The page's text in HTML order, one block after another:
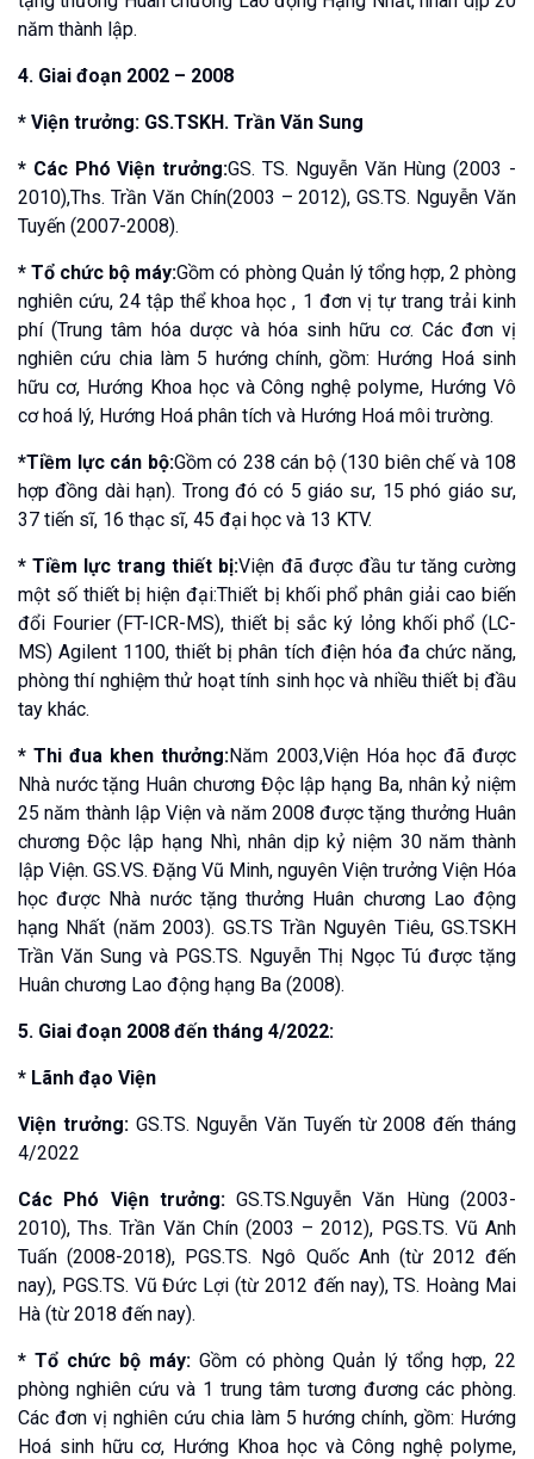
năm thành lập.
4. Giai đoạn 2002 – 2008
* Viện trưởng: GS.TSKH. Trần Văn Sung
* Các Phó Viện trưởng:GS. TS. Nguyễn Văn Hùng (2003 -
2010),Ths. Trần Văn Chín(2003 – 2012), GS.TS. Nguyễn Văn
Tuyến (2007-2008).
* Tổ chức bộ máy:Gồm có phòng Quản lý tổng hợp, 2 phòng
nghiên cứu, 24 tập thể khoa học , 1 đơn vị tự trang trải kinh
phí (Trung tâm hóa dược và hóa sinh hữu cơ. Các đơn vị
nghiên cứu chia làm 5 hướng chính, gồm: Hướng Hoá sinh
hữu cơ, Hướng Khoa học và Công nghệ polyme, Hướng Vô
cơ hoá lý, Hướng Hoá phân tích và Hướng Hoá môi trường.
*Tiềm lực cán bộ:Gồm có 238 cán bộ (130 biên chế và 108
hợp đồng dài hạn). Trong đó có 5 giáo sư, 15 phó giáo sư,
37 tiến sĩ, 16 thạc sĩ, 45 đại học và 13 KTV.
* Tiềm lực trang thiết bị:Viện đã được đầu tư tăng cường
một số thiết bị hiện đại:Thiết bị khối phổ phân giải cao biến
đổi Fourier (FT-ICR-MS), thiết bị sắc ký lỏng khối phổ (LC-
MS) Agilent 1100, thiết bị phân tích điện hóa đa chức năng,
phòng thí nghiệm thử hoạt tính sinh học và nhiều thiết bị đầu
tay khác.
* Thi đua khen thưởng:Năm 2003,Viện Hóa học đã được
Nhà nước tặng Huân chương Độc lập hạng Ba, nhân kỷ niệm
25 năm thành lập Viện và năm 2008 được tặng thưởng Huân
chương Độc lập hạng Nhì, nhân dịp kỷ niệm 30 năm thành
lập Viện. GS.VS. Đặng Vũ Minh, nguyên Viện trưởng Viện Hóa
học được Nhà nước tặng thưởng Huân chương Lao động
hạng Nhất (năm 2003). GS.TS Trần Nguyên Tiêu, GS.TSKH
Trần Văn Sung và PGS.TS. Nguyễn Thị Ngọc Tú được tặng
Huân chương Lao động hạng Ba (2008).
5. Giai đoạn 2008 đến tháng 4/2022:
* Lãnh đạo Viện
Viện trưởng: GS.TS. Nguyễn Văn Tuyến từ 2008 đến tháng
4/2022
Các Phó Viện trưởng:GS.TS.Nguyễn Văn Hùng (2003-
2010), Ths. Trần Văn Chín (2003 – 2012), PGS.TS. Vũ Anh
Tuấn (2008-2018), PGS.TS. Ngô Quốc Anh (từ 2012 đến
nay), PGS.TS. Vũ Đức Lợi (từ 2012 đến nay), TS. Hoàng Mai
Hà (từ 2018 đến nay).
* Tổ chức bộ máy: Gồm có phòng Quản lý tổng hợp, 22
phòng nghiên cứu và 1 trung tâm tương đương các phòng.
Các đơn vị nghiên cứu chia làm 5 hướng chính, gồm: Hướng
Hoá sinh hữu cơ, Hướng Khoa học và Công nghệ polyme,